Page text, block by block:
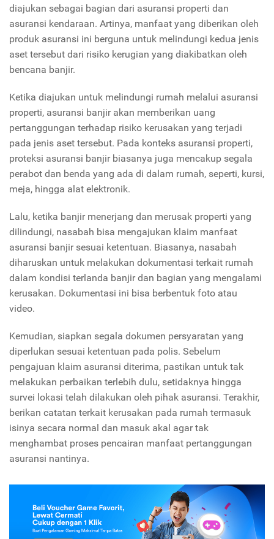
diajukan sebagai bagian dari asuransi properti dan
asuransi kendaraan. Artinya, manfaat yang diberikan oleh
produk asuransi ini berguna untuk melindungi kedua jenis
aset tersebut dari risiko kerugian yang diakibatkan oleh
bencana banjir.
Ketika diajukan untuk melindungi rumah melalui asuransi
properti, asuransi banjir akan memberikan uang
pertanggungan terhadap risiko kerusakan yang terjadi
pada jenis aset tersebut. Pada konteks asuransi properti,
proteksi asuransi banjir biasanya juga mencakup segala
perabot dan benda yang ada di dalam rumah, seperti, kursi,
meja, hingga alat elektronik.
Lalu, ketika banjir menerjang dan merusak properti yang
dilindungi, nasabah bisa mengajukan klaim manfaat
asuransi banjir sesuai ketentuan. Biasanya, nasabah
diharuskan untuk melakukan dokumentasi terkait rumah
dalam kondisi terlanda banjir dan bagian yang mengalami
kerusakan. Dokumentasi ini bisa berbentuk foto atau
video.
Kemudian, siapkan segala dokumen persyaratan yang
diperlukan sesuai ketentuan pada polis. Sebelum
pengajuan klaim asuransi diterima, pastikan untuk tak
melakukan perbaikan terlebih dulu, setidaknya hingga
survei lokasi telah dilakukan oleh pihak asuransi. Terakhir,
berikan catatan terkait kerusakan pada rumah termasuk
isinya secara normal dan masuk akal agar tak
menghambat proses pencairan manfaat pertanggungan
asuransi nantinya.